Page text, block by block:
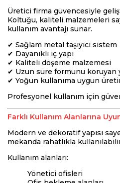
Üretici firma güvencesiyle
Koltuğu, kaliteli malzemeleri
kullanım avantajı sunar.
✔ Sağlam metal taşıyıcı sistem
✔ Dayanıklı iç yapı
✔ Kaliteli döşeme malzemesi
✔ Uzun süre formunu koruyan
✔ Yoğun kullanıma uygun
Profesyonel kullanım için
Farklı Kullanım Alanlarına
Modern ve dekoratif yapısı
mekanda rahatlıkla
Kullanım alanları:
Yönetici ofisleri